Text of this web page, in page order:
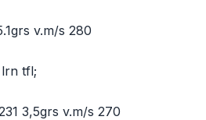
v.m/s 280
lrn tfl;
3,5grs v.m/s 270